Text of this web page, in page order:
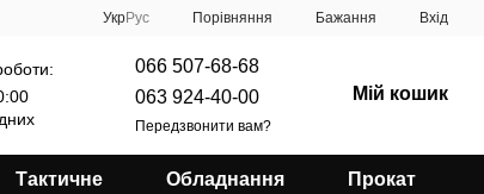
УкрРус Порівняння Бажання Вхід
066 507-68-68
063 924-40-00
Передзвонити вам?
Мій кошик
Тактичне Обладнання Прокат